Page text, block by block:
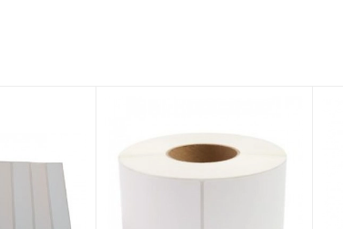
tùy chất liệu)
cảm nhiệt, decal PVC, decal xi bạc